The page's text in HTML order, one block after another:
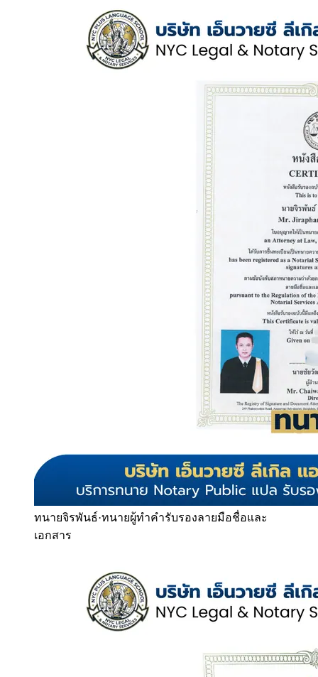
ทนายจิรพันธ์·ทนายผู้ทำคำรับรองลายมือชื่อและ
เอกสาร